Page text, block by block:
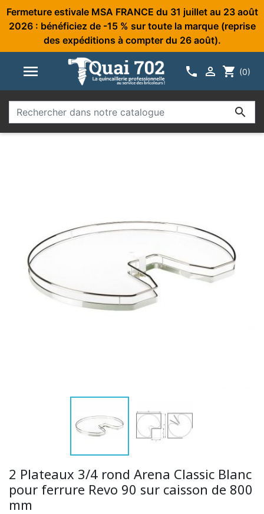
Fermeture estivale MSA FRANCE du 31 juillet au 23 août
2026 : bénéficiez de -15 % sur toute la marque (reprise
des expéditions à compter du 26 août).
   shopping_cart (0)

2 Plateaux 3/4 rond Arena Classic Blanc
pour ferrure Revo 90 sur caisson de 800
mm